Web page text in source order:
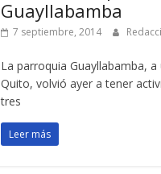
Guayllabamba
7 septiembre, 2014
La parroquia Guayllabamba,
Quito, volvió ayer a tener
tres
Leer más